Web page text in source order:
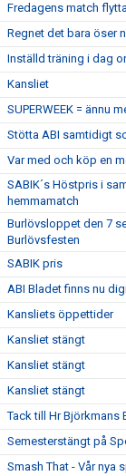
Fredagens match
Regnet det bara öser
Inställd träning i dag
Kansliet
SUPERWEEK = ännu
Stötta ABI samtidigt
Var med och köp en
SABIK´s Höstpris i
hemmamatch
Burlövsloppet den 7
Burlövsfesten
SABIK pris
ABI Bladet finns nu
Kansliets öppettider
Kansliet stängt
Kansliet stängt
Kansliet stängt
Tack till Hr Björkmans
Semesterstängt på
Smash That - Vår nya